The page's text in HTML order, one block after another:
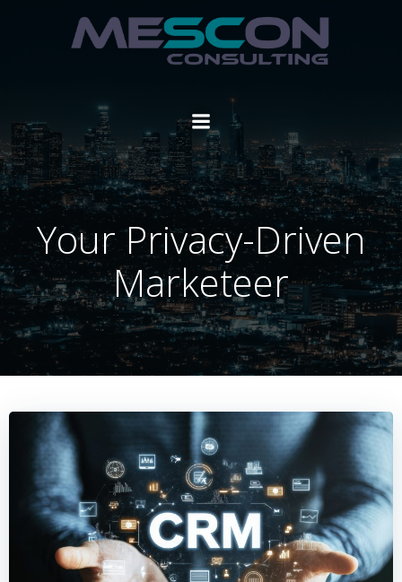
Inhalt
springen
Your Privacy-Driven
Marketeer